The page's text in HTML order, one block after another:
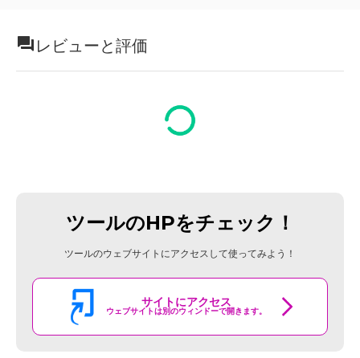
レビューと評価
ツールのHPをチェック！
ツールのウェブサイトにアクセスして使ってみよう！
サイトにアクセス
ウェブサイトは別のウィンドーで開きます。